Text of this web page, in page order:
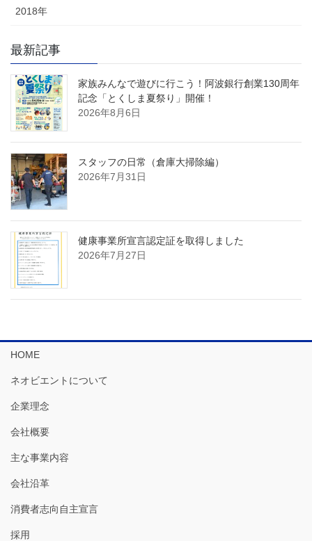
2018年
最新記事
家族みんなで遊びに行こう！阿波銀行創業130周年
記念「とくしま夏祭り」開催！
2026年8月6日
スタッフの日常（倉庫大掃除編）
2026年7月31日
健康事業所宣言認定証を取得しました
2026年7月27日
HOME
ネオビエントについて
企業理念
会社概要
主な事業内容
会社沿革
消費者志向自主宣言
採用